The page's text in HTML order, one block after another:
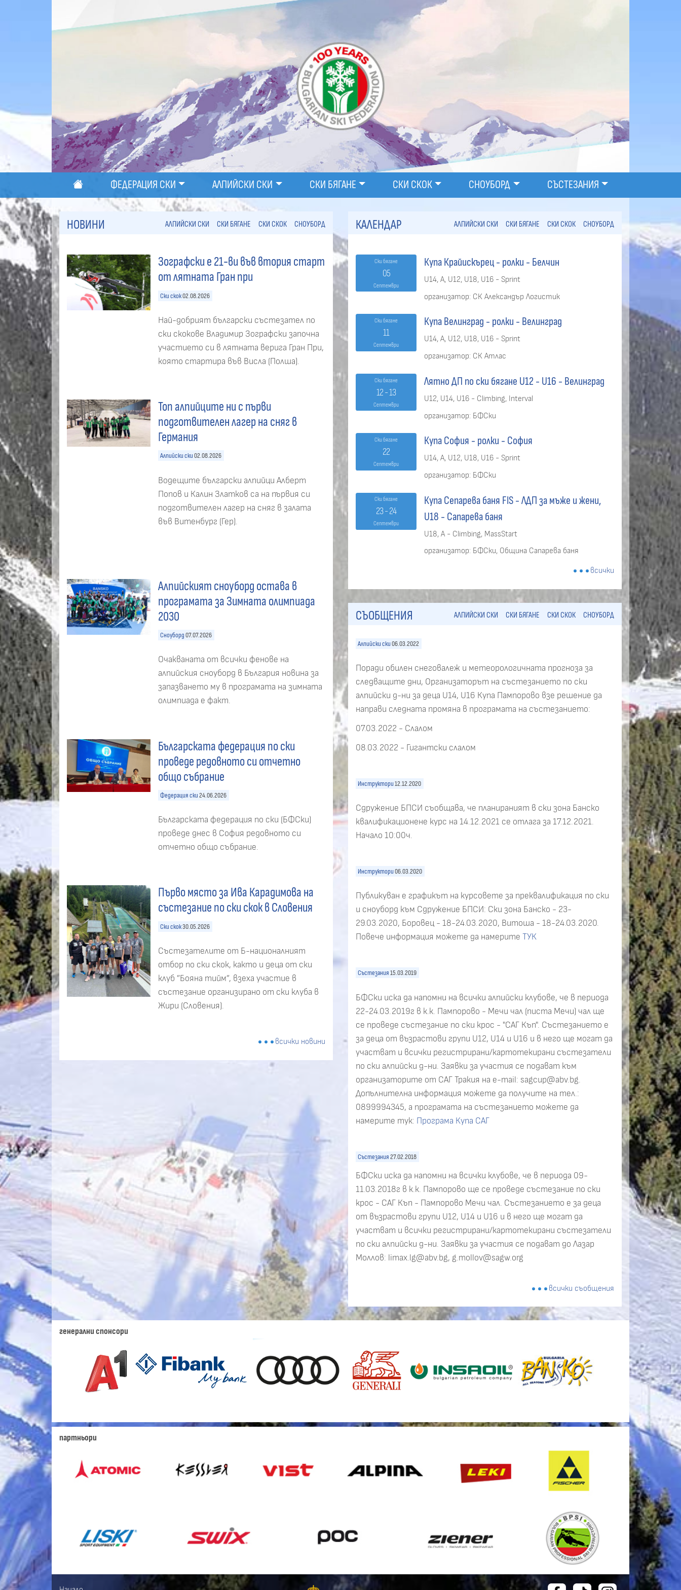
ФЕДЕРАЦИЯ СКИ АЛПИЙСКИ СКИ СКИ БЯГАНЕ СКИ СКОК СНОУБОРД СЪСТЕЗАНИЯ
НОВИНИ АЛПИЙСКИ СКИ СКИ БЯГАНЕ СКИ СКОК СНОУБОРД
Зографски е 21-ви във втория старт
от лятната Гран при
Ски скок02.08.2026
Най-добрият български състезател по
ски скокове Владимир Зографски започна
участието си в лятната верига Гран При,
която стартира във Висла (Полша).
Топ алпийците ни с първи
подготвителен лагер на сняг в
Германия
Алпийски ски 02.08.2026
Водещите български алпийци Алберт
Попов и Калин Златков са на първия си
подготвителен лагер на сняг в залата
във Витенбург (Гер).
Алпийският сноуборд остава в
програмата за Зимната олимпиада
2030
Сноуборд 07.07.2026
Очакваната от всички фенове на
алпийския сноуборд в България новина за
запазването му в програмата на зимната
олимпиада е факт.
Българската федерация по ски
проведе редовното си отчетно
общо събрание
Федерация ски 24.06.2026
Българската федерация по ски (БФСки)
проведе днес в София редовното си
отчетно общо събрание.
Първо място за Ива Карадимова на
състезание по ски скок в Словения
Ски скок30.05.2026
Състезателите от Б-националният
отбор по ски скок, както и деца от ски
клуб ”Бояна тийм”, взеха участие в
състезание организирано от ски клуба в
Жири (Словения).
всички новини
КАЛЕНДАР АЛПИЙСКИ СКИ СКИ БЯГАНЕ СКИ СКОК СНОУБОРД
Ски бягане
05
Септември
Купа Крайискърец - ролки - Белчин
U14, A, U12, U18, U16 - Sprint
организатор: СК Александър Логистик
Ски бягане
11
Септември
Купа Велинград - ролки - Велинград
U14, A, U12, U18, U16 - Sprint
организатор: СК Атлас
Ски бягане
12 - 13
Септември
Лятно ДП по ски бягане U12 - U16 - Велинград
U12, U14, U16 - Climbing, Interval
организатор: БФСки
Ски бягане
22
Септември
Купа София - ролки - София
U14, A, U12, U18, U16 - Sprint
организатор: БФСки
Ски бягане
23 - 24
Септември
Купа Сепарева баня FIS - ЛДП за мъже и жени,
U18 - Сапарева баня
U18, A - Climbing, MassStart
организатор: БФСки, Община Сапарева баня
всички
СЪОБЩЕНИЯ АЛПИЙСКИ СКИ СКИ БЯГАНЕ СКИ СКОК СНОУБОРД
Алпийски ски 06.03.2022
Поради обилен снеговалеж и метеорологичната прогноза за
следващите дни, Организаторът на състезанието по ски
алпийски д-ни за деца U14, U16 Купа Пампорово взе решение да
направи следната промяна в програмата на състезанието:
07.03.2022 - Слалом
08.03.2022 - Гигантски слалом
Инструктори 12.12.2020
Сдружение БПСИ съобщава, че планираният в ски зона Банско
квалификационене курс на 14.12.2021 се отлага за 17.12.2021.
Начало 10:00ч.
Инструктори 06.03.2020
Публикуван е графикът на курсовете за преквалификация по ски
и сноуборд към Сдружение БПСИ: Ски зона Банско - 23-
29.03.2020, Боровец - 18-24.03.2020, Витоша - 18-24.03.2020.
Повече информация можете да намерите ТУК
Състезания 15.03.2019
БФСки иска да напомни на всички алпийски клубове, че в периода
22-24.03.2019г в к.к. Пампорово - Мечи чал (писта Мечи) чал ще
се проведе състезание по ски крос - "САГ Къп". Състезанието е
за деца от възрастови групи U12, U14 и U16 и в него ще могат да
участват и всички регистрирани/картотекирани състезатели
по ски алпийски д-ни. Заявки за участия се подават към
организаторите от САГ Тракия на e-mail: sagcup@abv.bg.
Допълнителна информация можете да получите на тел.:
0899994345, а програмата на състезанието можете да
намерите тук: Програма Купа САГ
Състезания 27.02.2018
БФСки иска да напомни на всички клубове, че в периода 09-
11.03.2018г в к.к. Пампорово ще се проведе състезание по ски
крос - САГ Къп - Пампорово Мечи чал. Състезанието е за деца
от възрастови групи U12, U14 и U16 и в него ще могат да
участват и всички регистрирани/картотекирани състезатели
по ски алпийски д-ни. Заявки за участия се подават до Лазар
Моллов: limax.lg@abv.bg, g.mollov@sagw.org
всички съобщения
генерални спонсори
партньори